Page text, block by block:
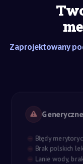
Zaprojektowany
Błędy
Brak polskich
Lanie wody,